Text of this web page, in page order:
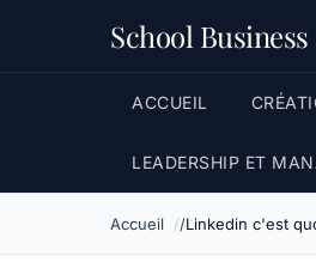
School Business
ACCUEIL
LEADERSHIP ET
Accueil Linkedin c'est